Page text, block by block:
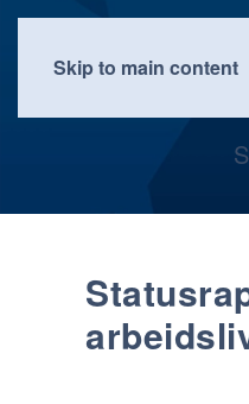
Skip to main content